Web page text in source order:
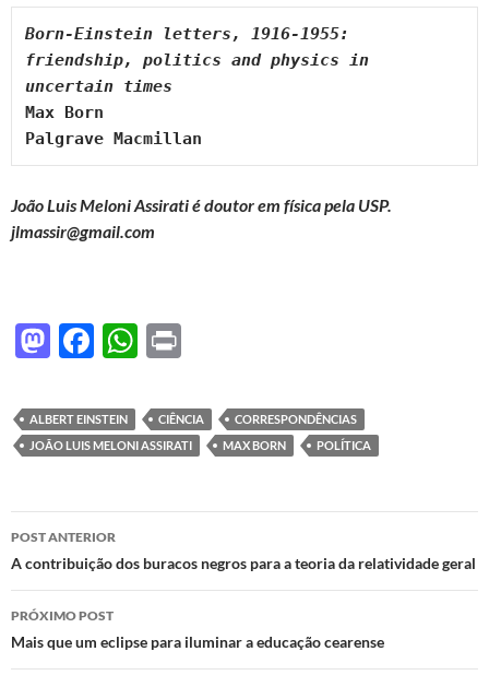
Born-Einstein letters, 1916-1955:
friendship, politics and physics in
Max Born
Palgrave Macmillan
João Luis Meloni Assiratié doutor em física pela USP.
jlmassir@gmail.com
M
to
d
n
F
e
b
o
k
W
at
s
p
p
nt
ALBERT EINSTEIN CIÊNCIA
CORRESPONDÊNCIAS
JOÃO LUIS MELONI ASSIRATI
MAX BORN POLÍTICA
Navegação
de
posts
POST ANTERIOR
A contribuição dos buracos negros para a teoria da relatividade geral
PRÓXIMO POST
Mais que um eclipse para iluminar a educação cearense